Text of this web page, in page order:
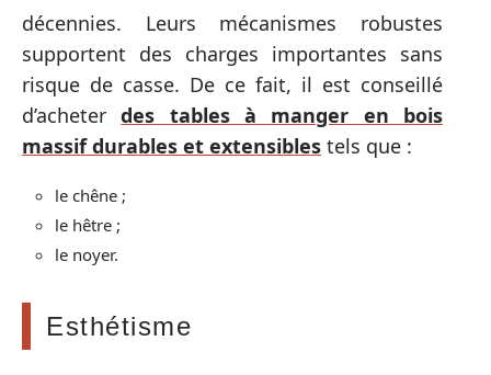
décennies. Leurs mécanismes robustes
supportent des charges importantes sans
risque de casse. De ce fait, il est conseillé
d’acheterdes tables à manger en bois
massif durables et extensibles tels que :
le chêne ;
le hêtre ;
le noyer.
Esthétisme